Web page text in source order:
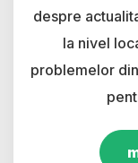
despre
la nivel
problemelor